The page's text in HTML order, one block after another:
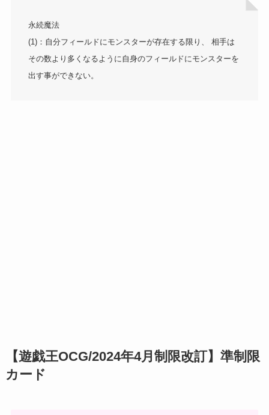
永続魔法
(1)：自分フィールドにモンスターが存在する限り、 相手は
その数より多くなるように自身のフィールドにモンスターを
出す事ができない。
【遊戯王OCG/2024年4月制限改訂】準制限
カード